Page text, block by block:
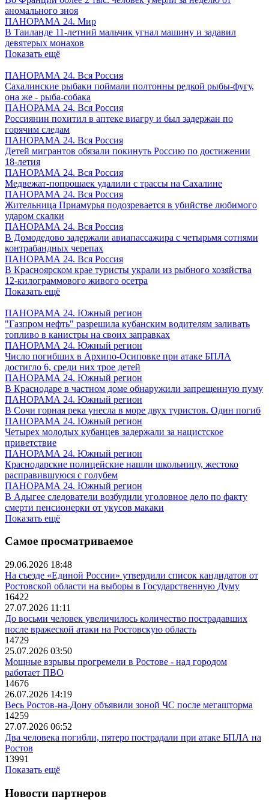
аномального зноя
ПАНОРАМА 24. Мир
В Таиланде 11-летний мальчик угнал машину и задавил
девятерых монахов
Показать ещё
ПАНОРАМА 24. Вся Россия
Сахалинские рыбаки поймали полтонны редкой рыбы-фугу,
она же - рыба-собака
ПАНОРАМА 24. Вся Россия
Россиянин похитил в аптеке виагру и был задержан по
горячим следам
ПАНОРАМА 24. Вся Россия
Детей мигрантов обязали покинуть Россию по достижении
18-летия
ПАНОРАМА 24. Вся Россия
Медвежат-попрошаек удалили с трассы на Сахалине
ПАНОРАМА 24. Вся Россия
Жительница Приамурья подозревается в убийстве любимого
ударом скалки
ПАНОРАМА 24. Вся Россия
В Домодедово задержали авиапассажира с четырьмя сотнями
контрабандных черепах
ПАНОРАМА 24. Вся Россия
В Красноярском крае туристы украли из рыбного хозяйства
12-килограммового живого осетра
Показать ещё
ПАНОРАМА 24. Южный регион
"Газпром нефть" разрешила кубанским водителям заливать
топливо в канистры на своих заправках
ПАНОРАМА 24. Южный регион
Число погибших в Архипо-Осиповке при атаке БПЛА
достигло 6, среди них трое детей
ПАНОРАМА 24. Южный регион
В Краснодаре в частном доме обнаружили запрещенную пуму
ПАНОРАМА 24. Южный регион
В Сочи горная река унесла в море двух туристов. Один погиб
ПАНОРАМА 24. Южный регион
Четырех молодых кубанцев задержали за нацистское
приветствие
ПАНОРАМА 24. Южный регион
Краснодарские полицейские нашли школьницу, жестоко
расправившуюся с голубем
ПАНОРАМА 24. Южный регион
В Адыгее следователи возбудили уголовное дело по факту
смерти пенсионерки от укусов макаки
Показать ещё
Самое просматриваемое
29.06.2026 18:48
На съезде «Единой России» утвердили список кандидатов от
Ростовской области на выборы в Государственную Думу
16422
27.07.2026 11:11
До восьми человек увеличилось количество пострадавших
после вражеской атаки на Ростовскую область
14729
25.07.2026 03:50
Мощные взрывы прогремели в Ростове - над городом
работает ПВО
14676
26.07.2026 14:19
Весь Ростов-на-Дону объявили зоной ЧС после мегашторма
14259
27.07.2026 06:52
Два человека погибли, пятеро пострадали при атаке БПЛА на
Ростов
13991
Показать ещё
Новости партнеров